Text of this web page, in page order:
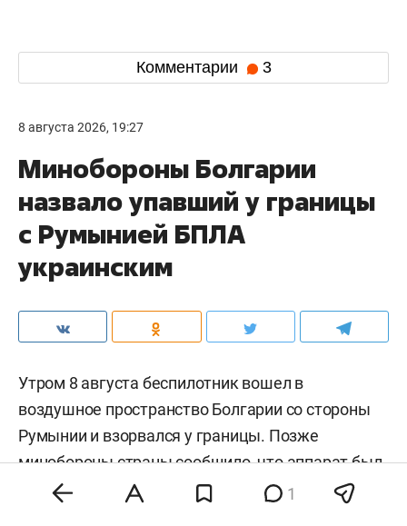
Комментарии 3
8 августа 2026, 19:27
Минобороны Болгарии
назвало упавший у границы
с Румынией БПЛА
украинским
Утром 8 августа беспилотник вошел в
воздушное пространство Болгарии со стороны
Румынии и взорвался у границы. Позже
минобороны страны сообщило, что аппарат был
украинским дроном-приманкой «Майя». Об этом
1